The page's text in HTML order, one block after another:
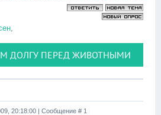
,
ДОЛГУ ПЕРЕД ЖИВОТНЫМИ
20:18:00 | Сообщение # 1